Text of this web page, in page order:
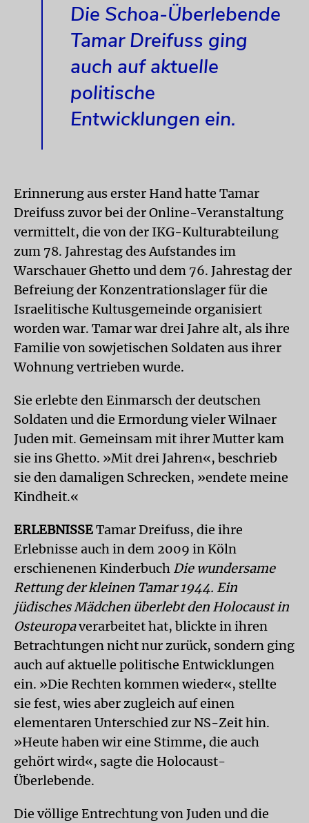
Die Schoa-Überlebende
Tamar Dreifuss ging
auch auf aktuelle
politische
Entwicklungen ein.
Erinnerung aus erster Hand hatte Tamar
Dreifuss zuvor bei der Online-Veranstaltung
vermittelt, die von der IKG-Kulturabteilung
zum 78. Jahrestag des Aufstandes im
Warschauer Ghetto und dem 76. Jahrestag der
Befreiung der Konzentrationslager für die
Israelitische Kultusgemeinde organisiert
worden war. Tamar war drei Jahre alt, als ihre
Familie von sowjetischen Soldaten aus ihrer
Wohnung vertrieben wurde.
Sie erlebte den Einmarsch der deutschen
Soldaten und die Ermordung vieler Wilnaer
Juden mit. Gemeinsam mit ihrer Mutter kam
sie ins Ghetto. »Mit drei Jahren«, beschrieb
sie den damaligen Schrecken, »endete meine
Kindheit.«
ERLEBNISSETamar Dreifuss, die ihre
Erlebnisse auch in dem 2009 in Köln
erschienenen Kinderbuch Die wundersame
Rettung der kleinen Tamar 1944. Ein
jüdisches Mädchen überlebt den Holocaust in
Osteuropaverarbeitet hat, blickte in ihren
Betrachtungen nicht nur zurück, sondern ging
auch auf aktuelle politische Entwicklungen
ein. »Die Rechten kommen wieder«, stellte
sie fest, wies aber zugleich auf einen
elementaren Unterschied zur NS-Zeit hin.
»Heute haben wir eine Stimme, die auch
gehört wird«, sagte die Holocaust-
Überlebende.
Die völlige Entrechtung von Juden und die